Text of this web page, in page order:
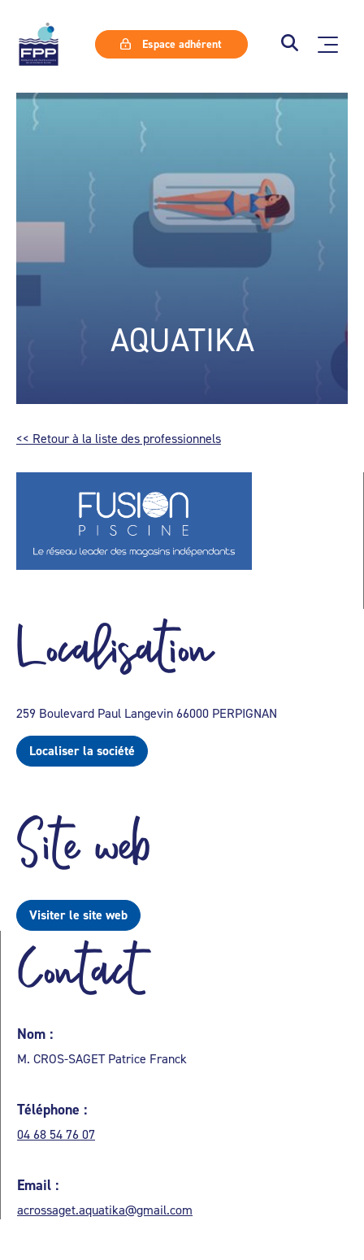
Espace adhérent
AQUATIKA
<< Retour à la liste des professionnels
Localisation
259 Boulevard Paul Langevin 66000 PERPIGNAN
Localiser la société
Site web
Visiter le site web
Contact
Nom :
M. CROS-SAGET Patrice Franck
Téléphone :
04 68 54 76 07
Email :
acrossaget.aquatika@gmail.com